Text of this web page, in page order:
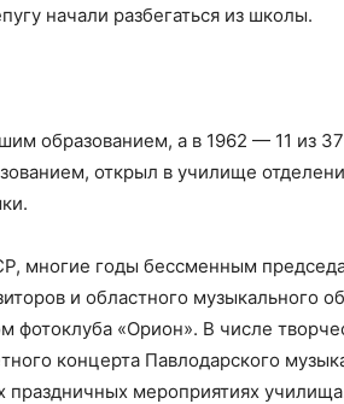
начали разбегаться из школы.
образованием, а в 1962 — 11 из
открыл в училище
многие годы бессменным
и областного музыкального
фотоклуба «Орион». В числе
концерта Павлодарского
мероприятиях